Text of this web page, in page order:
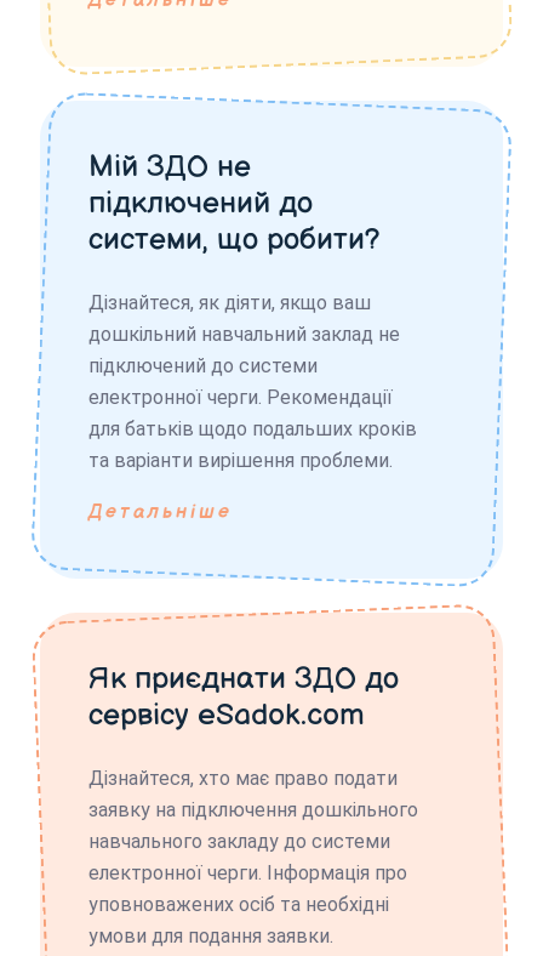
Мій ЗДО не
підключений до
системи, що робити?
Дізнайтеся, як діяти, якщо ваш
дошкільний навчальний заклад не
підключений до системи
електронної черги. Рекомендації
для батьків щодо подальших кроків
та варіанти вирішення проблеми.
Детальніше
Як приєднати ЗДО до
сервісу eSadok.com
Дізнайтеся, хто має право подати
заявку на підключення дошкільного
навчального закладу до системи
електронної черги. Інформація про
уповноважених осіб та необхідні
умови для подання заявки.